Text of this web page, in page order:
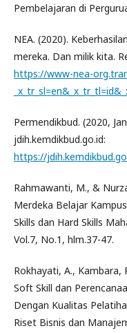
Pembelajaran di
NEA. (2020).
mereka. Dan milik kita.
https://www-nea-
Permendikbud. (2020,
jdih.kemdikbud.go.id:
https://
Rahmawanti, M., &
Merdeka Belajar
Skills dan Hard Skills
Vol.7, No.1, hlm.37-47.
Rokhayati, A., Kambara,
Soft Skill dan
Dengan Kualitas
Riset Bisnis dan